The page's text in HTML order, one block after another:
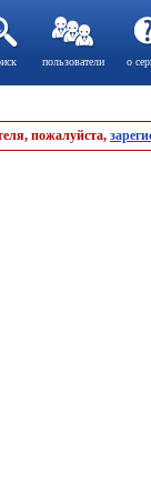
пользователи о
пожалуйста,